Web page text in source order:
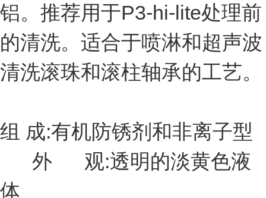
铝。推荐用于P3-hi-lite处理前
的清洗。适合于喷淋和超声波
清洗滚珠和滚柱轴承的工艺。
组 成:有机防锈剂和非离子型
外 观:透明的淡黄色液
体